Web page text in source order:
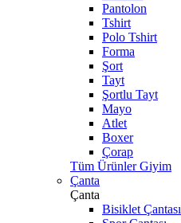
Pantolon
Tshirt
Polo Tshirt
Forma
Şort
Tayt
Şortlu Tayt
Mayo
Atlet
Boxer
Çorap
Tüm Ürünler Giyim
Çanta
Çanta
Bisiklet Çantası